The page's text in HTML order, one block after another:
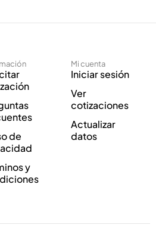
de
y
Mi cuenta
Iniciar sesión
Ver
cotizaciones
Actualizar
datos